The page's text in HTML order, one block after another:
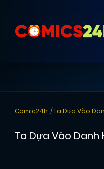
Comic24h Ta Dựa Vào
Ta Dựa Vào Danh